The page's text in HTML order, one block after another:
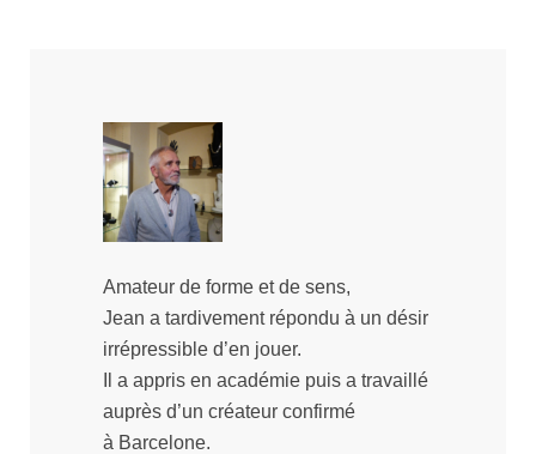
Amateur de forme et de sens,
Jean a tardivement répondu à un désir
irrépressible d’en jouer.
Il a appris en académie puis a travaillé
auprès d’un créateur confirmé
à Barcelone.